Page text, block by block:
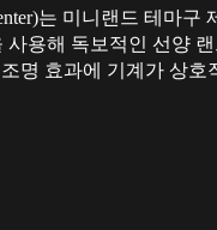
는 미니랜드 테마구
용해 독보적인 선양
명 효과에 기계가 상호